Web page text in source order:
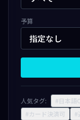
予算
人気タグ: #日本語
#カード決済可
#